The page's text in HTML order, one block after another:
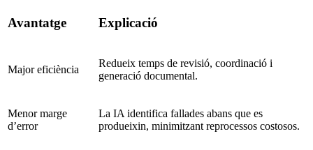
Avantatge Explicació
Major eficiència
Redueix temps de revisió, coordinació i
generació documental.
Menor marge
d’error
La IA identifica fallades abans que es
produeixin, minimitzant reprocessos costosos.